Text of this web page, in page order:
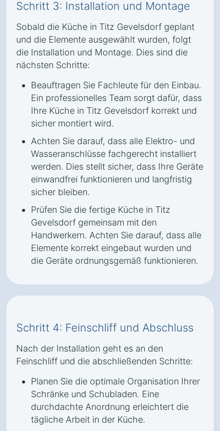
Schritt 3: Installation und Montage
Sobald die Küche in Titz Gevelsdorf geplant
und die Elemente ausgewählt wurden, folgt
die Installation und Montage. Dies sind die
nächsten Schritte:
Beauftragen Sie Fachleute für den Einbau.
Ein professionelles Team sorgt dafür, dass
Ihre Küche in Titz Gevelsdorf korrekt und
sicher montiert wird.
Achten Sie darauf, dass alle Elektro- und
Wasseranschlüsse fachgerecht installiert
werden. Dies stellt sicher, dass Ihre Geräte
einwandfrei funktionieren und langfristig
sicher bleiben.
Prüfen Sie die fertige Küche in Titz
Gevelsdorf gemeinsam mit den
Handwerkern. Achten Sie darauf, dass alle
Elemente korrekt eingebaut wurden und
die Geräte ordnungsgemäß funktionieren.
Schritt 4: Feinschliff und Abschluss
Nach der Installation geht es an den
Feinschliff und die abschließenden Schritte:
Planen Sie die optimale Organisation Ihrer
Schränke und Schubladen. Eine
durchdachte Anordnung erleichtert die
tägliche Arbeit in der Küche.